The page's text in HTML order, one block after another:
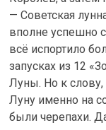
— Советская
вполне успешно
всё испортило
запусках из 12
Луны. Но к
Луну именно на
были черепахи.